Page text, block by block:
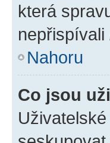
která
nepřispívali
Nahoru
Co jsou